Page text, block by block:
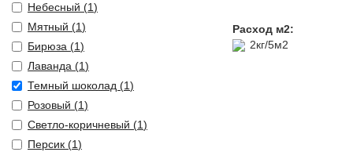
Небесный (1)
Мятный (1)
Бирюза (1)
Лаванда (1)
Темный шоколад (1)
Розовый (1)
Светло-коричневый (1)
Персик (1)
Расход м2:
2кг/5м2